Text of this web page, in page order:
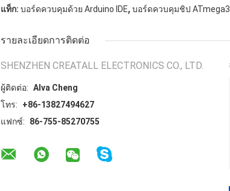
แท็ก: บอร์ดควบคุมด้วย Arduino IDE, บอร์ดควบคุมชิป
รายละเอียดการติดต่อ
SHENZHEN CREATALL ELECTRONICS CO., LTD.
ผู้ติดต่อ: Alva Cheng
โทร:
+86-13827494627
แฟกซ์:
86-755-85270755